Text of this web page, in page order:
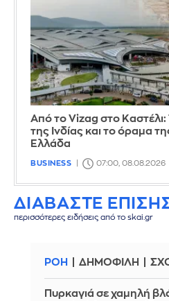
Από το Vizag στο
της Ινδίας και το όραμα
Ελλάδα
BUSINESS 07:00, 08.08.2026
ΔΙΑΒΑΣΤΕ
περισσότερες ειδήσεις από το skai.gr
ΡΟΗ ΔΗΜΟΦΙΛΗ
Πυρκαγιά σε χαμηλή